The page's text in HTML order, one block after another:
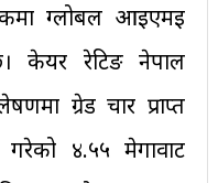
ग्लोबल आइएमइ
केयर रेटिङ नेपाल
ग्रेड चार प्राप्त
४.५५ मेगावाट